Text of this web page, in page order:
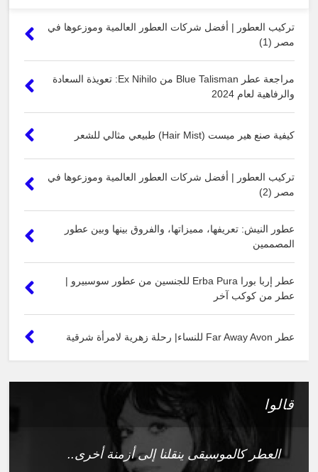
تركيب العطور | أفضل شركات العطور العالمية وموزعوها في
مصر (1)
مراجعة عطر Blue Talisman من Ex Nihilo: تعويذة السعادة
والرفاهية لعام 2024
كيفية صنع هير ميست (Hair Mist) طبيعي مثالي للشعر
تركيب العطور | أفضل شركات العطور العالمية وموزعوها في
مصر (2)
عطور النيش: تعريفها، مميزاتها، والفروق بينها وبين عطور
المصممين
عطر إربا بورا Erba Pura للجنسين من عطور سوسبيرو |
عطر من كوكب آخر
عطر Far Away Avon للنساء| رحلة زهرية لامرأة شرقية
قالوا
العطر كالموسيقى ينقلنا إلى أزمنة أخرى..